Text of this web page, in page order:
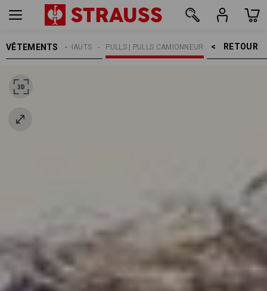
VÊTEMENTS RETOUR    >
PULLS | PULLS CAMIONNEUR
HAUTS
HOMMES